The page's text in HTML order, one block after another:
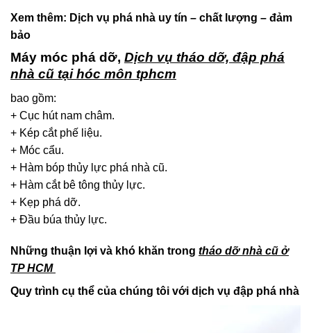
Xem thêm: Dịch vụ phá nhà uy tín – chất lượng – đảm
bảo
Máy móc phá dỡ, Dịch vụ tháo dỡ, đập phá
nhà cũ tại hóc môn tphcm
bao gồm:
+ Cục hút nam châm.
+ Kép cắt phế liệu.
+ Móc cẩu.
+ Hàm bóp thủy lực phá nhà cũ.
+ Hàm cắt bê tông thủy lực.
+ Kẹp phá dỡ.
+ Đầu búa thủy lực.
Những thuận lợi và khó khăn trong tháo dỡ nhà cũ ở
TP HCM
Quy trình cụ thể của chúng tôi với dịch vụ đập phá nhà